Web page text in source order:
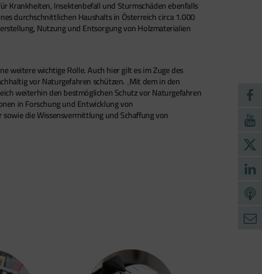
Krankheiten, Insektenbefall und Sturmschäden ebenfalls
durchschnittlichen Haushalts in Österreich circa 1.000
Nutzung und Entsorgung von Holzmaterialien
weitere wichtige Rolle. Auch hier gilt es im Zuge des
vor Naturgefahren schützen. „Mit dem in den
weiterhin den bestmöglichen Schutz vor Naturgefahren
in Forschung und Entwicklung von
die Wissensvermittlung und Schaffung von